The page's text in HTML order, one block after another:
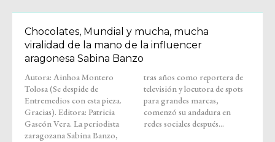
Chocolates, Mundial y mucha, mucha
viralidad de la mano de la influencer
aragonesa Sabina Banzo
Autora: Ainhoa Montero
Tolosa (Se despide de
Entremedios con esta pieza.
Gracias). Editora: Patricia
Gascón Vera. La periodista
zaragozana Sabina Banzo,
tras años como reportera de
televisión y locutora de spots
para grandes marcas,
comenzó su andadura en
redes sociales después...